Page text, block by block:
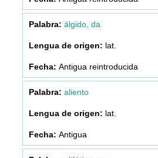
álgido, da
lat.
Antigua reintroducida
aliento
lat.
Antigua